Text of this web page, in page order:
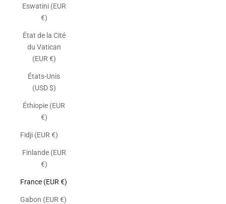
Eswatini (EUR
€)
État de la Cité
du Vatican
(EUR €)
États-Unis
(USD $)
Éthiopie (EUR
€)
Fidji (EUR €)
Finlande (EUR
€)
France (EUR €)
Gabon (EUR €)